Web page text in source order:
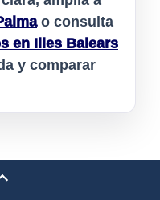
o consulta
en Illes Balears
y comparar